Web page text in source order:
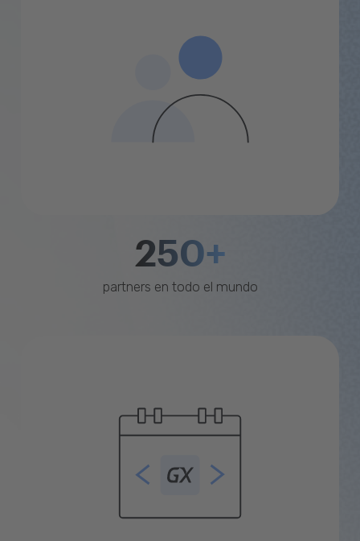
250+
partners en todo el mundo